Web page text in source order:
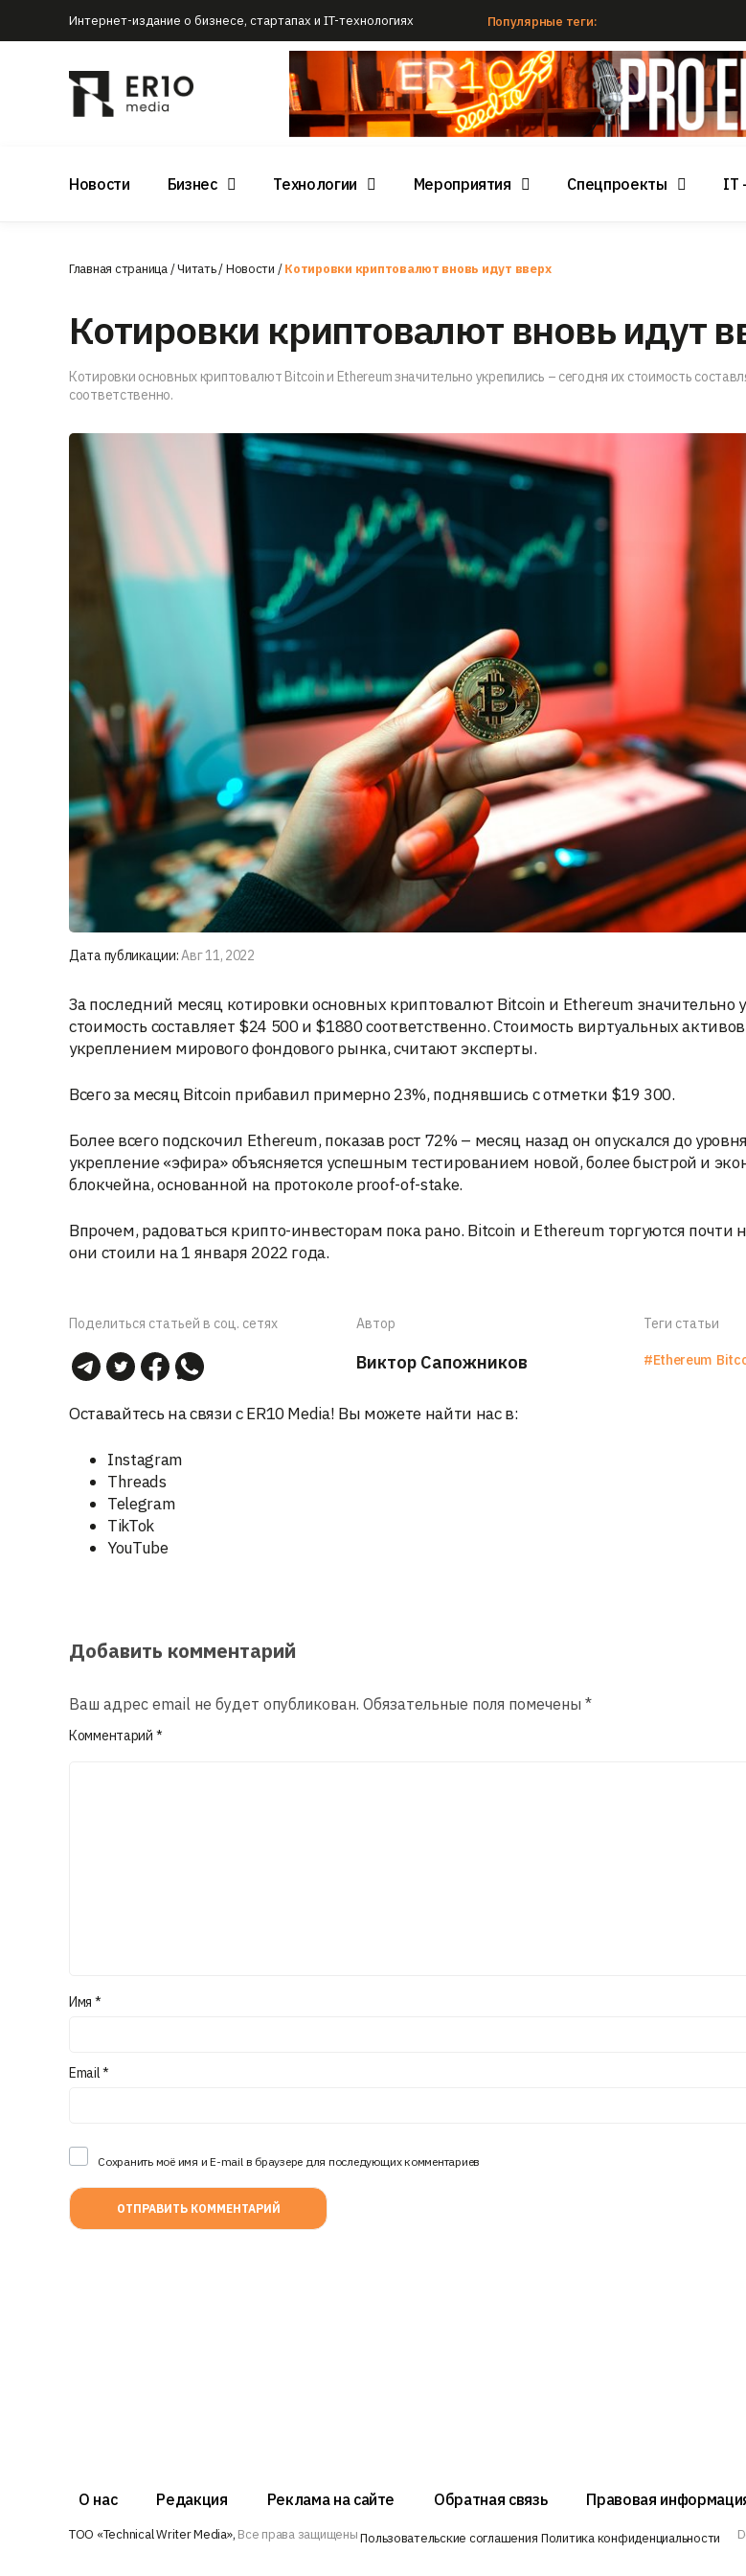
Интернет-издание о бизнесе, стартапах и IT-технологиях Популярные теги:
Новости Бизнес Технологии Мероприятия Спецпроекты IT
Главная страница/Читать/Новости /Котировки криптовалют вновь идут вверх
Котировки криптовалют вновь идут
Котировки основных криптовалют Bitcoin и Ethereum значительно укрепились – сегодня их стоимость
соответственно.
Дата публикации:Авг 11, 2022
За последний месяц котировки основных криптовалют Bitcoin и Ethereum значительно
стоимость составляет $24 500 и $1880 соответственно. Стоимость виртуальных
укреплением мирового фондового рынка, считают эксперты.
Всего за месяц Bitcoin прибавил примерно 23%, поднявшись с отметки $19 300.
Более всего подскочил Ethereum, показав рост 72% – месяц назад он опускался до
укрепление «эфира» объясняется успешным тестированием новой, более быстрой и
блокчейна, основанной на протоколе proof-of-stake.
Впрочем, радоваться крипто-инвесторам пока рано. Bitcoin и Ethereum торгуются почти
они стоили на 1 января 2022 года.
Поделиться статьей в соц. сетях Автор
Виктор Сапожников
Теги статьи
#Ethereum
Оставайтесь на связи с ER10 Media! Вы можете найти нас в:
Instagram
Threads
Telegram
TikTok
YouTube
Добавить комментарий
Ваш адрес email не будет опубликован. Обязательные поля помечены *
Комментарий *
Имя *
Email*
Сохранить моё имя и E-mail в браузере для последующих комментариев
О нас Редакция Реклама на сайте Обратная связь Правовая
ТОО «Technical Writer Media», Все права защищеныПользовательские соглашения Политика конфиденциальности